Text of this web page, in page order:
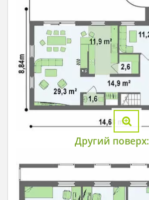
Другий поверх: